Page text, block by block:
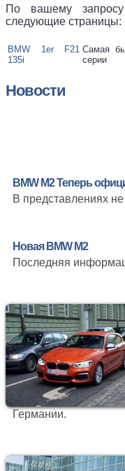
По вашему
следующие страницы:
BMW 1er F21
135i
Самая
серии
Новости
BMW M2 Теперь
В представлениях
Новая BMW M2
Последняя
Германии.